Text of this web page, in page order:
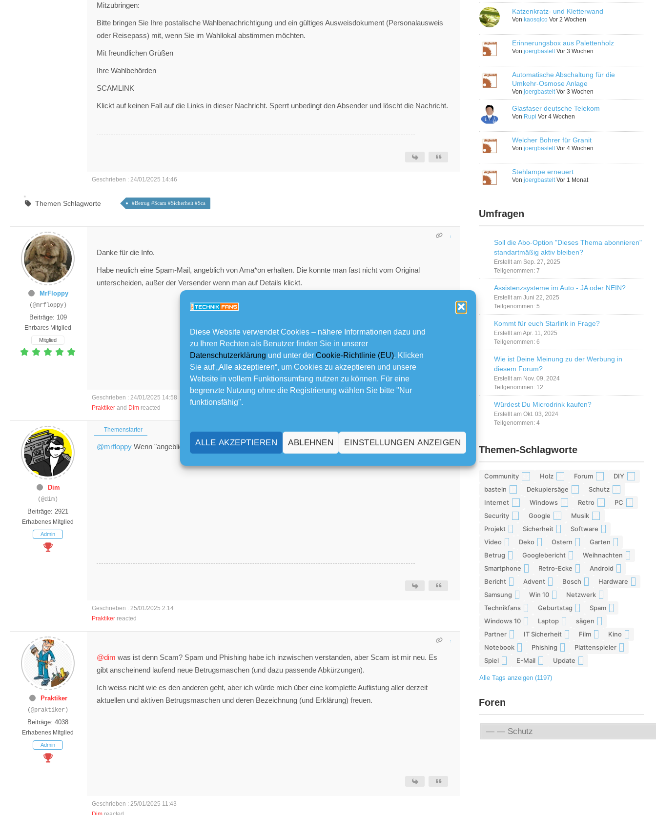
Diese Website verwendet Cookies – nähere Informationen dazu und
zu Ihren Rechten als Benutzer finden Sie in unserer
Datenschutzerklärung und unter der Cookie-Richtlinie (EU). Klicken
Sie auf „Alle akzeptieren“, um Cookies zu akzeptieren und unsere
Website in vollem Funktionsumfang nutzen zu können. Für eine
begrenzte Nutzung ohne die Registrierung wählen Sie bitte "Nur
funktionsfähig".
ALLE AKZEPTIEREN ABLEHNEN EINSTELLUNGEN ANZEIGEN
Mitzubringen:
Bitte bringen Sie Ihre postalische Wahlbenachrichtigung und ein gültiges Ausweisdokument (Personalausweis
oder Reisepass) mit, wenn Sie im Wahllokal abstimmen möchten.
Mit freundlichen Grüßen
Ihre Wahlbehörden
SCAMLINK
Klickt auf keinen Fall auf die Links in dieser Nachricht. Sperrt unbedingt den Absender und löscht die Nachricht.
Geschrieben : 24/01/2025 14:46
Themen Schlagworte #Betrug #Scam #Sicherheit #Sca
MrFloppy
(@mrfloppy)
Beiträge: 109
Ehrbares Mitglied
Mitglied
Danke für die Info.
Habe neulich eine Spam-Mail, angeblich von Ama*on erhalten. Die konnte man fast nicht vom Original
unterscheiden, außer der Versender wenn man auf Details klickt.
Geschrieben : 24/01/2025 14:58
Praktiker and Dim reacted
Dim
(@dim)
Beiträge: 2921
Erhabenes Mitglied
Admin
Themenstarter
@mrfloppy Wenn "angeblich", dann ist das eher "Scam" oder "Phishing". "Spam" ist nur unerlaubte Werbung.
Geschrieben : 25/01/2025 2:14
Praktiker reacted
Praktiker
(@praktiker)
Beiträge: 4038
Erhabenes Mitglied
Admin
@dim was ist denn Scam? Spam und Phishing habe ich inzwischen verstanden, aber Scam ist mir neu. Es
gibt anscheinend laufend neue Betrugsmaschen (und dazu passende Abkürzungen).
Ich weiss nicht wie es den anderen geht, aber ich würde mich über eine komplette Auflistung aller derzeit
aktuellen und aktiven Betrugsmaschen und deren Bezeichnung (und Erklärung) freuen.
Geschrieben : 25/01/2025 11:43
Katzenkratz- und Kletterwand
Vonkaosqlco Vor 2 Wochen
Erinnerungsbox aus Palettenholz
Vonjoergbastelt Vor 3 Wochen
Automatische Abschaltung für die
Umkehr-Osmose Anlage
Vonjoergbastelt Vor 3 Wochen
Glasfaser deutsche Telekom
Von Rupi Vor 4 Wochen
Welcher Bohrer für Granit
Vonjoergbastelt Vor 4 Wochen
Stehlampe erneuert
Vonjoergbastelt Vor 1 Monat
Umfragen
Soll die Abo-Option "Dieses Thema abonnieren"
standartmäßig aktiv bleiben?
Erstellt am Sep. 27, 2025
Teilgenommen: 7
Assistenzsysteme im Auto - JA oder NEIN?
Erstellt am Juni 22, 2025
Teilgenommen: 5
Kommt für euch Starlink in Frage?
Erstellt am Apr. 11, 2025
Teilgenommen: 6
Wie ist Deine Meinung zu der Werbung in
diesem Forum?
Erstellt am Nov. 09, 2024
Teilgenommen: 12
Würdest Du Microdrink kaufen?
Erstellt am Okt. 03, 2024
Teilgenommen: 4
Themen-Schlagworte
Community Holz Forum DIY
basteln Dekupiersäge Schutz
Internet Windows Retro PC
Security Google Musik
Projekt Sicherheit Software
Video Deko Ostern Garten
Betrug Googlebericht Weihnachten
Smartphone Retro-Ecke Android
Bericht Advent Bosch Hardware
Samsung Win 10 Netzwerk
Technikfans Geburtstag Spam
Windows 10 Laptop sägen
Partner IT Sicherheit Film Kino
Notebook Phishing Plattenspieler
Spiel E-Mail Update
Alle Tags anzeigen (1197)
Foren